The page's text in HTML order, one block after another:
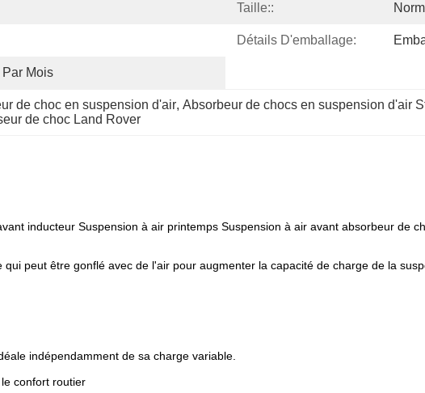
Taille::
Détails D'emballage:
Mois
de choc en suspension d'air, Absorbeur de chocs en suspension d'air
de choc Land Rover
inducteur Suspension à air printemps Suspension à air avant absorbeur de
peut être gonflé avec de l'air pour augmenter la capacité de charge de la
indépendamment de sa charge variable.
confort routier